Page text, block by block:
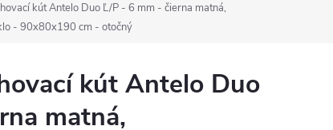
kút Antelo Duo Ľ/P - 6 mm - čierna matná,
- 90x80x190 cm - otočný
kút Antelo Duo
matná,